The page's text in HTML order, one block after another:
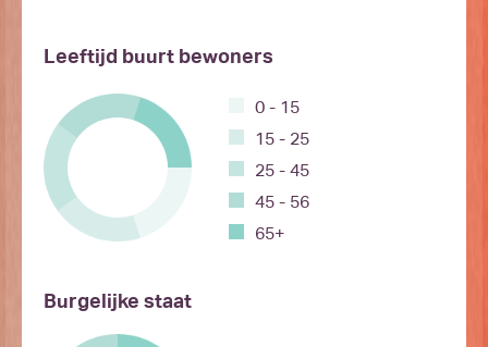
Leeftijd buurt bewoners
0 - 15
15 - 25
25 - 45
45 - 56
65+
Burgelijke staat